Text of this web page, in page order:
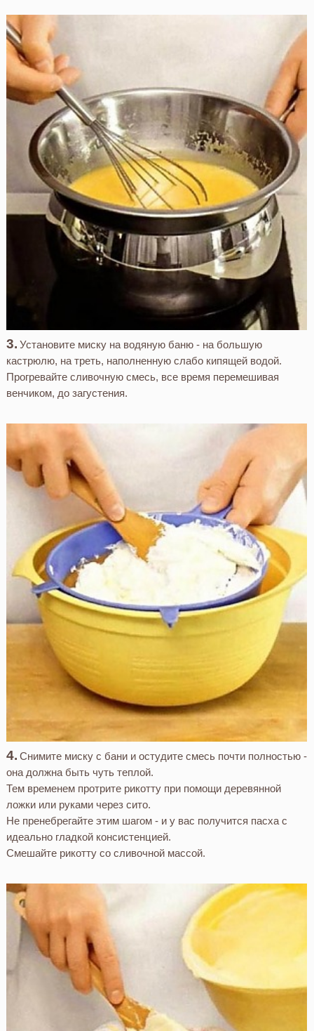
Установите миску на водяную баню - на большую
кастрюлю, на треть, наполненную слабо кипящей водой.
Прогревайте сливочную смесь, все время перемешивая
венчиком, до загустения.
Снимите миску с бани и остудите смесь почти полностью -
она должна быть чуть теплой.
Тем временем протрите рикотту при помощи деревянной
ложки или руками через сито.
Не пренебрегайте этим шагом - и у вас получится пасха с
идеально гладкой консистенцией.
Смешайте рикотту со сливочной массой.